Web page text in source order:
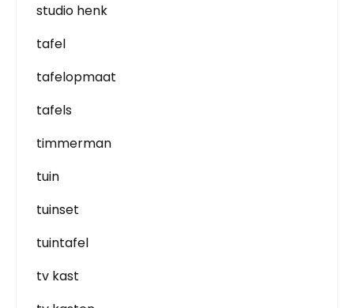
studio henk
tafel
tafelopmaat
tafels
timmerman
tuin
tuinset
tuintafel
tv kast